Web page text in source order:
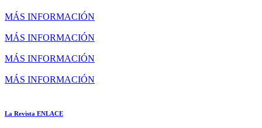
MÁS INFORMACIÓN
MÁS INFORMACIÓN
MÁS INFORMACIÓN
MÁS INFORMACIÓN
La Revista ENLACE